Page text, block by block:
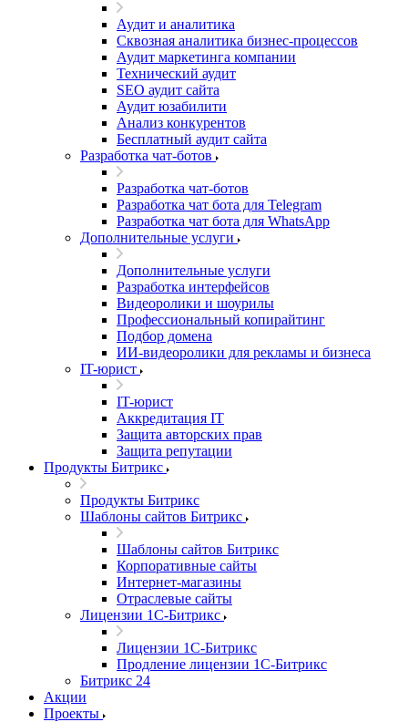
Аудит и аналитика
Сквозная аналитика бизнес-процессов
Аудит маркетинга компании
Технический аудит
SEO аудит сайта
Аудит юзабилити
Анализ конкурентов
Бесплатный аудит сайта
Разработка чат-ботов
Разработка чат-ботов
Разработка чат бота для Telegram
Разработка чат бота для WhatsApp
Дополнительные услуги
Дополнительные услуги
Разработка интерфейсов
Видеоролики и шоурилы
Профессиональный копирайтинг
Подбор домена
ИИ-видеоролики для рекламы и бизнеса
IT-юрист
IT-юрист
Аккредитация IT
Защита авторских прав
Защита репутации
Продукты Битрикс
Продукты Битрикс
Шаблоны сайтов Битрикс
Шаблоны сайтов Битрикс
Корпоративные сайты
Интернет-магазины
Отраслевые сайты
Лицензии 1С-Битрикс
Лицензии 1С-Битрикс
Продление лицензии 1С-Битрикс
Битрикс 24
Акции
Проекты